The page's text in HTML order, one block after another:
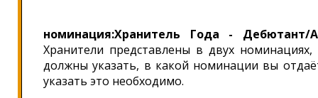
номинация:Хранитель Года -
Хранители представлены в двух
должны указать, в какой номинации вы
указать это необходимо.